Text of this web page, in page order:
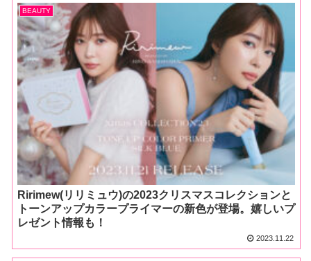
BEAUTY
Ririmew(リリミュウ)の2023クリスマスコレクションと
トーンアップカラープライマーの新色が登場。嬉しいプ
レゼント情報も！
2023.11.22